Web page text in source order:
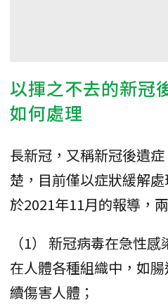
以揮之不去的新冠
如何處理
長新冠，又稱新冠後遺
楚，目前僅以症狀緩解
於2021年11月的報導，
（1） 新冠病毒在急性
在人體各種組織中，如
續傷害人體；